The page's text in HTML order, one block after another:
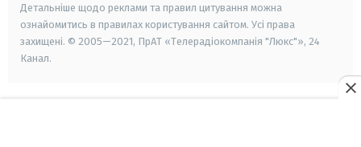
Детальніше щодо реклами та правил цитування можна
ознайомитись в правилах користування сайтом. Усі права
захищені. © 2005—2021, ПрАТ «Телерадіокомпанія "Люкс"», 24
Канал.